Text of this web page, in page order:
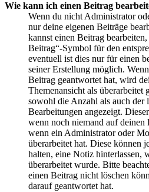
Wie kann ich einen Beitrag
Wenn du nicht Administrator
nur deine eigenen Beiträge
kannst einen Beitrag
Beitrag“-Symbol für den
eventuell ist dies nur für einen
seiner Erstellung möglich.
Beitrag geantwortet hat, wird
Themenansicht als überarbeitet
sowohl die Anzahl als auch der
Bearbeitungen angezeigt.
wenn noch niemand auf deinen
wenn ein Administrator oder
überarbeitet hat. Diese können
halten, eine Notiz hinterlassen,
überarbeitet wurde. Bitte
einen Beitrag nicht löschen
darauf geantwortet hat.